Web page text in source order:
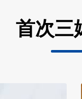
首次三